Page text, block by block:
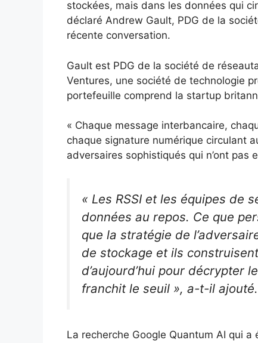
stockées, mais dans les données qui
déclaré Andrew Gault, PDG de la
récente conversation.
Gault est PDG de la société de
Ventures, une société de technologie
portefeuille comprend la startup
« Chaque message interbancaire,
chaque signature numérique circulant
adversaires sophistiqués qui n’ont
« Les RSSI et les équipes de
données au repos. Ce que
que la stratégie de
de stockage et ils
d’aujourd’hui pour décrypter
franchit le seuil », a-t-il ajouté.
La recherche Google Quantum AI qui